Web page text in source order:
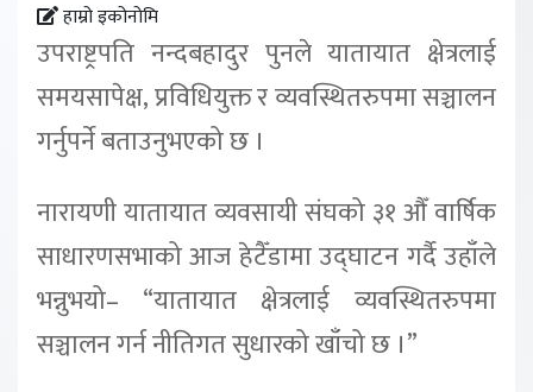
हाम्रो इकोनोमि
उपराष्ट्रपति नन्दबहादुर पुनले यातायात क्षेत्रलाई
समयसापेक्ष, प्रविधियुक्त र व्यवस्थितरुपमा सञ्चालन
गर्नुपर्ने बताउनुभएको छ ।
नारायणी यातायात व्यवसायी संघको ३१ औँ वार्षिक
साधारणसभाको आज हेटैँडामा उद्घाटन गर्दै उहाँले
भन्नुभयो– “यातायात क्षेत्रलाई व्यवस्थितरुपमा
सञ्चालन गर्न नीतिगत सुधारको खाँचो छ ।”